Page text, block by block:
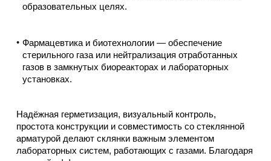
образовательных целях.
Фармацевтика и биотехнологии — обеспечение
стерильного газа или нейтрализация отработанных
газов в замкнутых биореакторах и лабораторных
установках.
Надёжная герметизация, визуальный контроль,
простота конструкции и совместимость со стеклянной
арматурой делают склянки важным элементом
лабораторных систем, работающих с газами. Благодаря